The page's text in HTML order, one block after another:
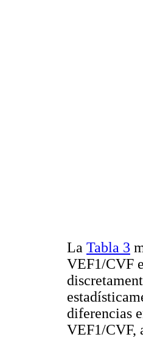
La Tabla 3
VEF1/CVF
diferencias
VEF1/CVF,